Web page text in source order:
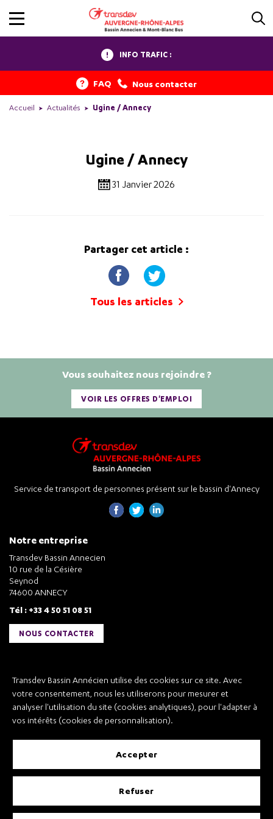
Transdev Bassin Annécien utilise des cookies sur ce site. Avec
votre consentement, nous les utiliserons pour mesurer et
analyser l'utilisation du site (cookies analytiques), pour l'adapter à
vos intérêts (cookies de personnalisation).
accepter
refuser
INFO TRAFIC :
FAQ Nous contacter
Accueil Actualités Ugine / Annecy
Ugine / Annecy
31 Janvier 2026
Partager cet article :
Tous les articles
Vous souhaitez nous rejoindre ?
VOIR LES OFFRES D'EMPLOI
Service de transport de personnes présent sur le bassin d'Annecy
Notre entreprise
Transdev Bassin Annecien
10 rue de la Césière
Seynod
74600 ANNECY
Tél : +33 4 50 51 08 51
NOUS CONTACTER
Transdev Bassin Annécien
Recrutement
Conditions Générales de Vente et Transport
Conditions Générales d’Utilisation
Règlement